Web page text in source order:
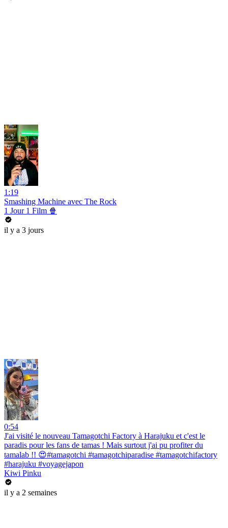
1:19
Smashing Machine avec The Rock
1 Jour 1 Film 🍿
il y a 3 jours
0:54
J'ai visité le nouveau Tamagotchi Factory à Harajuku et c'est le
paradis pour les fans de tamas ! Mais surtout j'ai pu profiter du
tamalab !! 😍#tamagotchi #tamagotchiparadise #tamagotchifactory
#harajuku #voyagejapon
Kiwi Pinku
il y a 2 semaines